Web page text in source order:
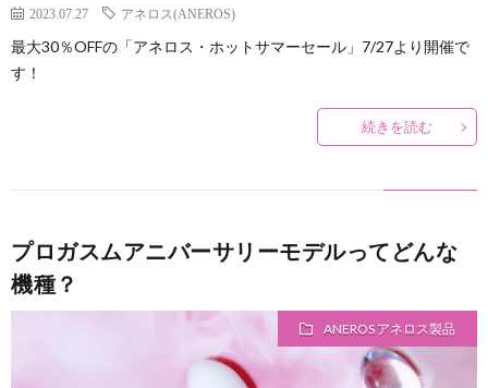
リ
エ
イ
ト
ム
と
メ
ス
2023.07.27 アネロス(ANEROS)
最大30％OFFの「アネロス・ホットサマーセール」7/27より開催で
す！
続きを読む
プロガスムアニバーサリーモデルってどんな
機種？
ANEROS アネロス製品